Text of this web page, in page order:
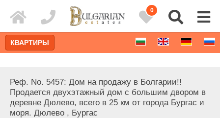
0
КВАРТИРЫ
Реф. No. 5457: Дом на продажу в Болгарии!!
Продается двухэтажный дом с большим двором в
деревне Дюлево, всего в 25 км от города Бургас и
моря. Дюлево , Бургас